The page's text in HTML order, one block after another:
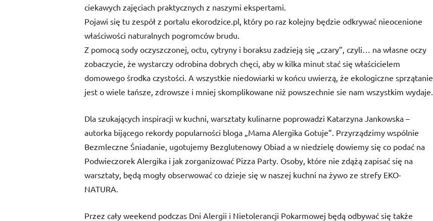
ciekawych zajęciach praktycznych z naszymi ekspertami.
Pojawi się tu zespół z portalu ekorodzice.pl, który po raz kolejny będzie odkrywać nieocenione
właściwości naturalnych pogromców brudu.
Z pomocą sody oczyszczonej, octu, cytryny i boraksu zadzieją się „czary”, czyli… na własne oczy
zobaczycie, że wystarczy odrobina dobrych chęci, aby w kilka minut stać się właścicielem
domowego środka czystości. A wszystkie niedowiarki w końcu uwierzą, że ekologiczne sprzątanie
jest o wiele tańsze, zdrowsze i mniej skomplikowane niż powszechnie sie nam wszystkim wydaje.
Dla szukających inspiracji w kuchni, warsztaty kulinarne poprowadzi Katarzyna Jankowska –
autorka bijącego rekordy popularności bloga „Mama Alergika Gotuje”. Przyrządzimy wspólnie
Bezmleczne Śniadanie, ugotujemy Bezglutenowy Obiad a w niedzielę dowiemy się co podać na
Podwieczorek Alergika i jak zorganizować Pizza Party. Osoby, które nie zdążą zapisać się na
warsztaty, będą mogły obserwować co dzieje się w naszej kuchni na żywo ze strefy EKO-
NATURA.
Przez cały weekend podczas Dni Alergii i Nietolerancji Pokarmowej będą odbywać się także